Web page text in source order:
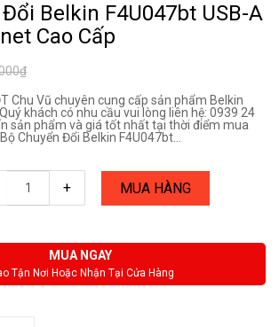
Belkin F4U047bt USB-A
Cao Cấp
Chu Vũ chuyên cung cấp sản phẩm Belkin
khách có nhu cầu vui lòng liên hệ: 0939 24
sản phẩm và giá tốt nhất tại thời điểm mua
Chuyển Đổi Belkin F4U047bt...
+ MUA HÀNG
MUA NGAY
Tận Nơi Hoặc Nhận Tại Cửa Hàng